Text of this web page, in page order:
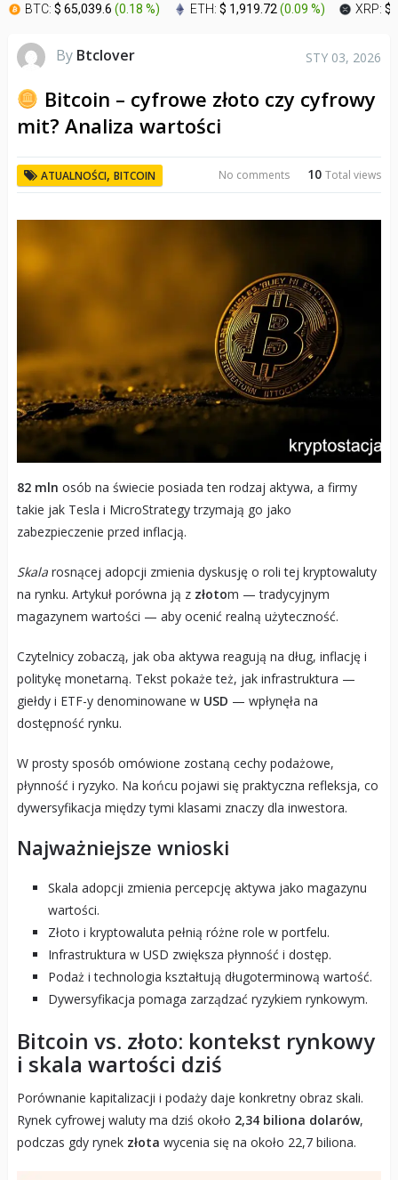
BTC: $ 65,039.6 (0.18 %) ETH: $ 1,919.72(0.09 %) XRP: $
By Btclover STY 03, 2026
Bitcoin – cyfrowe złoto czy cyfrowy
mit? Analiza wartości
ATUALNOŚCI, BITCOIN 10Total views
No comments
82 mln osób na świecie posiada ten rodzaj aktywa, a firmy
takie jak Tesla i MicroStrategy trzymają go jako
zabezpieczenie przed inflacją.
Skalarosnącej adopcji zmienia dyskusję o roli tej kryptowaluty
na rynku. Artykuł porówna ją z złotom — tradycyjnym
magazynem wartości — aby ocenić realną użyteczność.
Czytelnicy zobaczą, jak oba aktywa reagują na dług, inflację i
politykę monetarną. Tekst pokaże też, jak infrastruktura —
giełdy i ETF-y denominowane w USD — wpłynęła na
dostępność rynku.
W prosty sposób omówione zostaną cechy podażowe,
płynność i ryzyko. Na końcu pojawi się praktyczna refleksja, co
dywersyfikacja między tymi klasami znaczy dla inwestora.
Najważniejsze wnioski
Skala adopcji zmienia percepcję aktywa jako magazynu
wartości.
Złoto i kryptowaluta pełnią różne role w portfelu.
Infrastruktura w USD zwiększa płynność i dostęp.
Podaż i technologia kształtują długoterminową wartość.
Dywersyfikacja pomaga zarządzać ryzykiem rynkowym.
Bitcoin vs. złoto: kontekst rynkowy
i skala wartości dziś
Porównanie kapitalizacji i podaży daje konkretny obraz skali.
Rynek cyfrowej waluty ma dziś około 2,34 biliona dolarów,
podczas gdy rynek złota wycenia się na około 22,7 biliona.